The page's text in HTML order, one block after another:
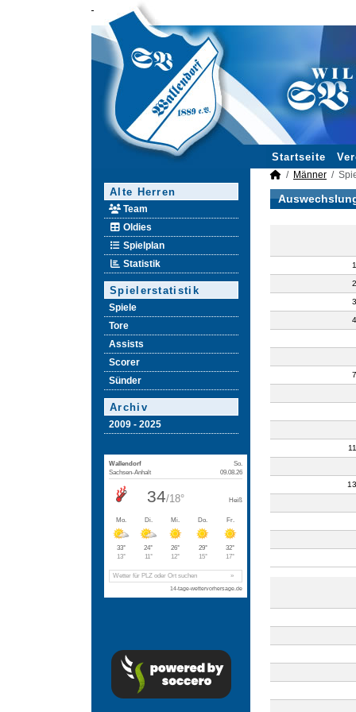
Startseite
Alte Herren
Team
Oldies
Spielplan
Statistik
Spielerstatistik
Spiele
Tore
Assists
Scorer
Sünder
Archiv
2009 - 2025
Männer
1
2
3
4
7
11
13